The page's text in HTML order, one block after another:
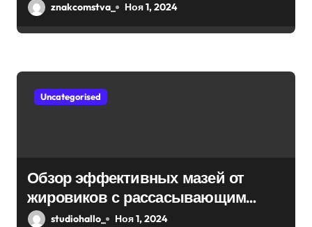
znakcomstva_ Ноя 1, 2024
Uncategorised
Обзор эффективных мазей от
жировиков с рассасывающим
эффектом
studiohallo_ Ноя 1, 2024